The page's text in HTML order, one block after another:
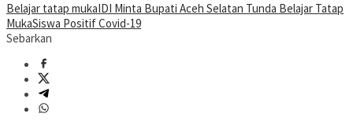
Belajar tatap mukaIDI Minta Bupati Aceh Selatan Tunda Belajar Tatap
MukaSiswa Positif Covid-19
Sebarkan